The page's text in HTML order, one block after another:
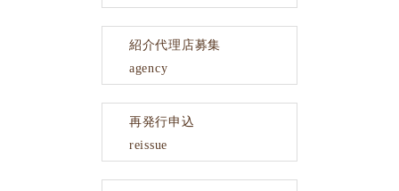
紹介代理店募集
agency
再発行申込
reissue